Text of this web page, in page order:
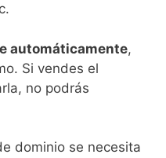
automáticamente,
Si vendes el
no podrás
dominio se necesita